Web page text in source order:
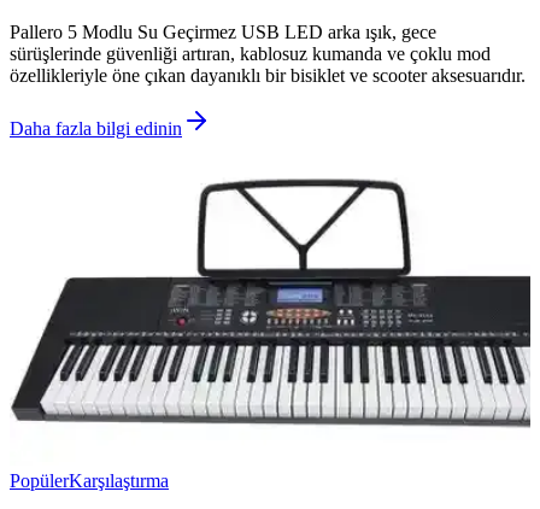
Pallero 5 Modlu Su Geçirmez USB LED arka ışık, gece
sürüşlerinde güvenliği artıran, kablosuz kumanda ve çoklu mod
özellikleriyle öne çıkan dayanıklı bir bisiklet ve scooter aksesuarıdır.
Daha fazla bilgi edinin
PopülerKarşılaştırma